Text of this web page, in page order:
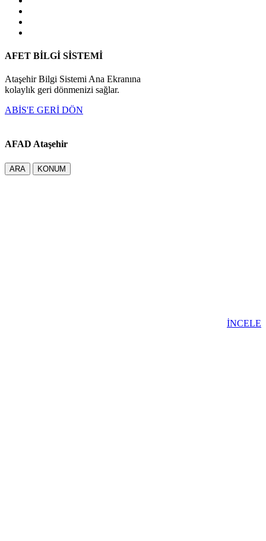
AFET BİLGİ SİSTEMİ
Ataşehir Bilgi Sistemi Ana Ekranına
kolaylık geri dönmenizi sağlar.
ABİS'E GERİ DÖN
AFAD Ataşehir
ARA KONUM
İNCELE